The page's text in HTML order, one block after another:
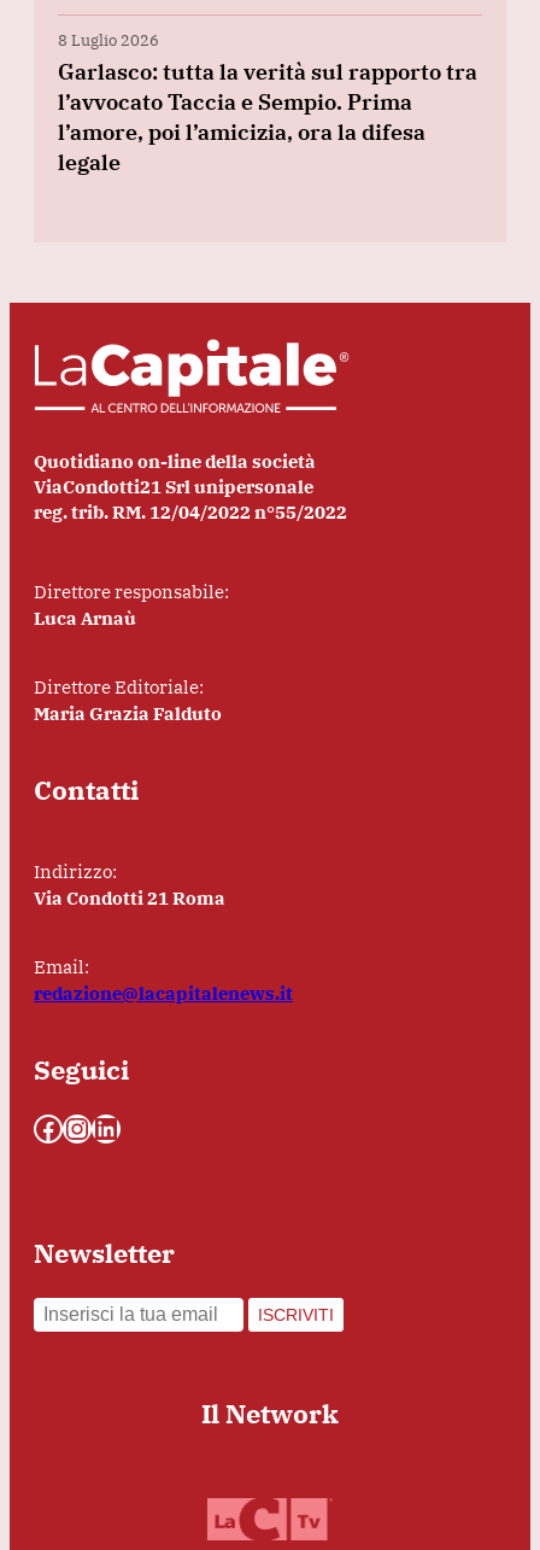
8 Luglio 2026
Garlasco: tutta la verità sul rapporto tra
l’avvocato Taccia e Sempio. Prima
l’amore, poi l’amicizia, ora la difesa
legale
Quotidiano on-line della società
ViaCondotti21 Srl unipersonale
reg. trib. RM. 12/04/2022 n°55/2022
Direttore responsabile:
Luca Arnaù
Direttore Editoriale:
Maria Grazia Falduto
Contatti
Indirizzo:
Via Condotti 21 Roma
Email:
redazione@lacapitalenews.it
Seguici
Facebook InstagramLinkedIn
Newsletter
ISCRIVITI
Il Network